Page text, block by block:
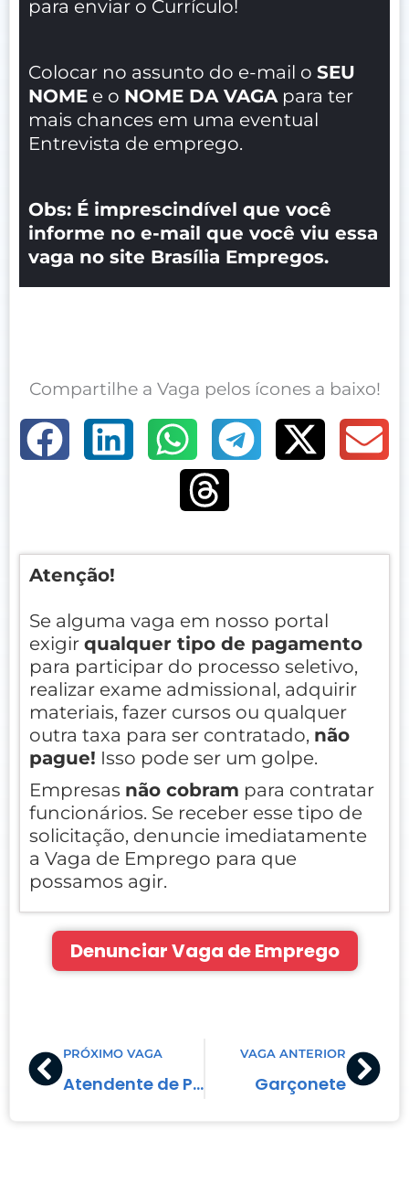
para enviar o Currículo!
Colocar no assunto do e-mail o SEU
NOME e o NOME DA VAGA para ter
mais chances em uma eventual
Entrevista de emprego.
Obs: É imprescindível que você
informe no e-mail que você viu essa
vaga no site Brasília Empregos.
Compartilhe a Vaga pelos ícones a baixo!
Atenção!
Se alguma vaga em nosso portal
exigir qualquer tipo de pagamento
para participar do processo seletivo,
realizar exame admissional, adquirir
materiais, fazer cursos ou qualquer
outra taxa para ser contratado, não
pague! Isso pode ser um golpe.
Empresas não cobram para contratar
funcionários. Se receber esse tipo de
solicitação, denuncie imediatamente
a Vaga de Emprego para que
possamos agir.
Denunciar Vaga de Emprego
Prev
PRÓXIMO VAGA
Atendente de Padaria
VAGA ANTERIOR
Garçonete